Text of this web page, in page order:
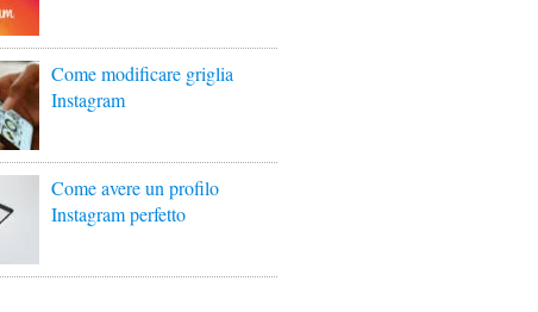
Come modificare griglia
Instagram
Come avere un profilo
Instagram perfetto